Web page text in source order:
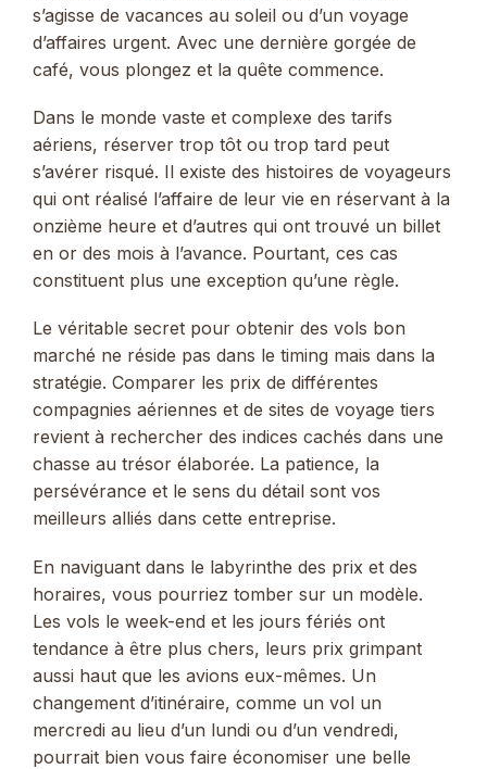
s’agisse de vacances au soleil ou d’un voyage
d’affaires urgent. Avec une dernière gorgée de
café, vous plongez et la quête commence.
Dans le monde vaste et complexe des tarifs
aériens, réserver trop tôt ou trop tard peut
s’avérer risqué. Il existe des histoires de voyageurs
qui ont réalisé l’affaire de leur vie en réservant à la
onzième heure et d’autres qui ont trouvé un billet
en or des mois à l’avance. Pourtant, ces cas
constituent plus une exception qu’une règle.
Le véritable secret pour obtenir des vols bon
marché ne réside pas dans le timing mais dans la
stratégie. Comparer les prix de différentes
compagnies aériennes et de sites de voyage tiers
revient à rechercher des indices cachés dans une
chasse au trésor élaborée. La patience, la
persévérance et le sens du détail sont vos
meilleurs alliés dans cette entreprise.
En naviguant dans le labyrinthe des prix et des
horaires, vous pourriez tomber sur un modèle.
Les vols le week-end et les jours fériés ont
tendance à être plus chers, leurs prix grimpant
aussi haut que les avions eux-mêmes. Un
changement d’itinéraire, comme un vol un
mercredi au lieu d’un lundi ou d’un vendredi,
pourrait bien vous faire économiser une belle